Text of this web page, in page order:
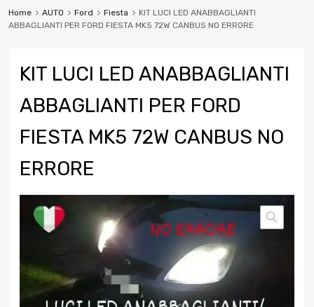
Home AUTO Ford Fiesta
KIT LUCI LED ANABBAGLIANTI
ABBAGLIANTI PER FORD FIESTA MK5 72W CANBUS NO ERRORE
KIT LUCI LED ANABBAGLIANTI
ABBAGLIANTI PER FORD
FIESTA MK5 72W CANBUS NO
ERRORE